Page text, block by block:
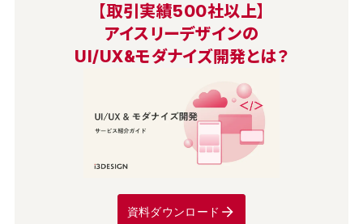
【取引実績500社以上】
アイスリーデザインの
UI/UX&モダナイズ開発とは？
資料ダウンロード